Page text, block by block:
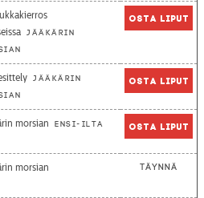
Jääkärin
Osta liput
Jääkärin
Osta liput
morsian Ensi-ilta Osta liput
morsian Täynnä